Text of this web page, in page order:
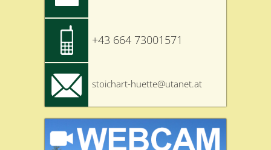
+43 664 73001571
stoichart-huette@utanet.at